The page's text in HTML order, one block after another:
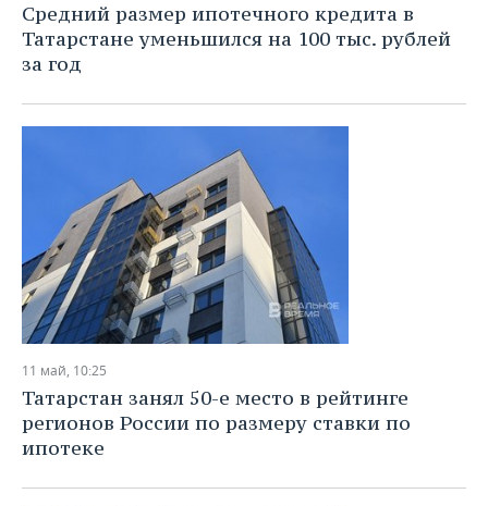
Средний размер ипотечного кредита в
Татарстане уменьшился на 100 тыс. рублей
за год
11 май, 10:25
Татарстан занял 50-е место в рейтинге
регионов России по размеру ставки по
ипотеке